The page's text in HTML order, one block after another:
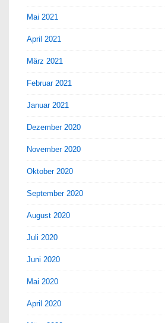
Mai 2021
April 2021
März 2021
Februar 2021
Januar 2021
Dezember 2020
November 2020
Oktober 2020
September 2020
August 2020
Juli 2020
Juni 2020
Mai 2020
April 2020